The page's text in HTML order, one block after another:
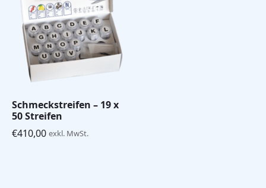
Schmeckstreifen – 19 x
50 Streifen
€410,00 exkl. MwSt.